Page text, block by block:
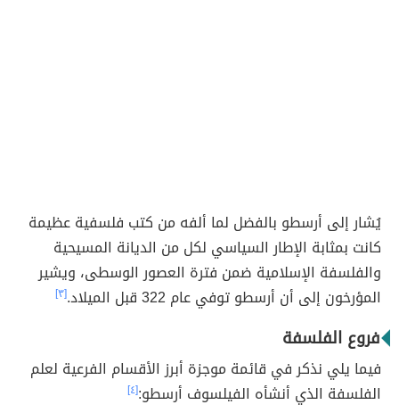
يُشار إلى أرسطو بالفضل لما ألفه من كتب فلسفية عظيمة
كانت بمثابة الإطار السياسي لكل من الديانة المسيحية
والفلسفة الإسلامية ضمن فترة العصور الوسطى، ويشير
المؤرخون إلى أن أرسطو توفي عام 322 قبل الميلاد.
[٣]
فروع الفلسفة
فيما يلي نذكر في قائمة موجزة أبرز الأقسام الفرعية لعلم
الفلسفة الذي أنشأه الفيلسوف أرسطو:[٤]